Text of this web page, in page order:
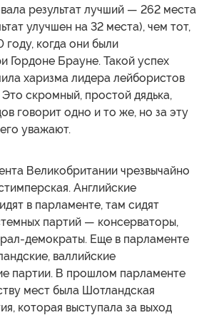
результат лучший — 262 места
улучшен на 32 места), чем тот,
году, когда они были
Гордоне Брауне. Такой успех
харизма лидера лейбористов
скромный, простой дядька,
говорит одно и то же, но за эту
уважают.
Великобритании чрезвычайно
Английские
в парламенте, там сидят
партий — консерваторы,
демократы. Еще в парламенте
валлийские
партии. В прошлом парламенте
мест была Шотландская
которая выступала за выход